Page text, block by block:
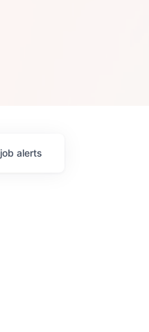
job alerts